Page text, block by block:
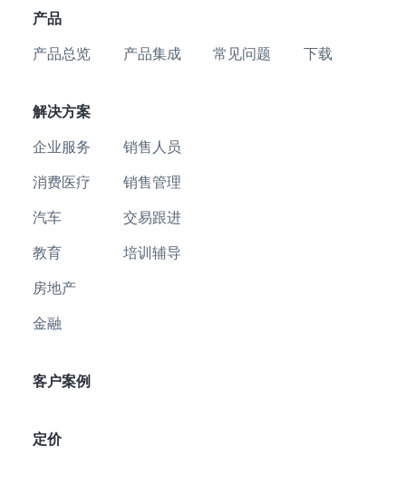
产品
产品总览 产品集成 常见问题 下载
解决方案
企业服务
消费医疗
汽车
教育
房地产
金融
销售人员
销售管理
交易跟进
培训辅导
客户案例
定价